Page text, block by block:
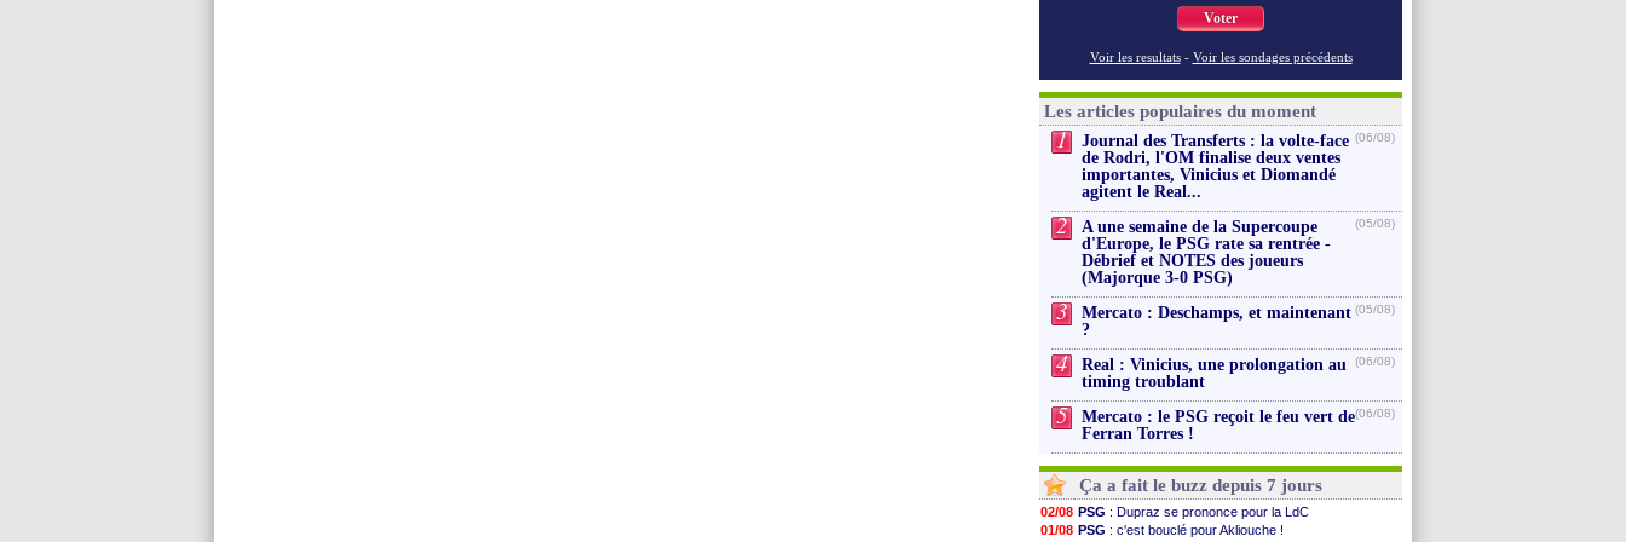
Voter
Voir les resultats - Voir les sondages précédents
Les articles populaires du moment
1
Journal des Transferts : la volte-face
de Rodri, l'OM finalise deux ventes
importantes, Vinicius et Diomandé
agitent le Real...
(06/08)
2
A une semaine de la Supercoupe
d'Europe, le PSG rate sa rentrée -
Débrief et NOTES des joueurs
(Majorque 3-0 PSG)
(05/08)
3
Mercato : Deschamps, et maintenant
?
(05/08)
4
Real : Vinicius, une prolongation au
timing troublant
(06/08)
5
Mercato : le PSG reçoit le feu vert de
Ferran Torres !
(06/08)
Ça a fait le buzz depuis 7 jours
02/08 PSG : Dupraz se prononce pour la LdC
01/08 PSG : c'est bouclé pour Akliouche !